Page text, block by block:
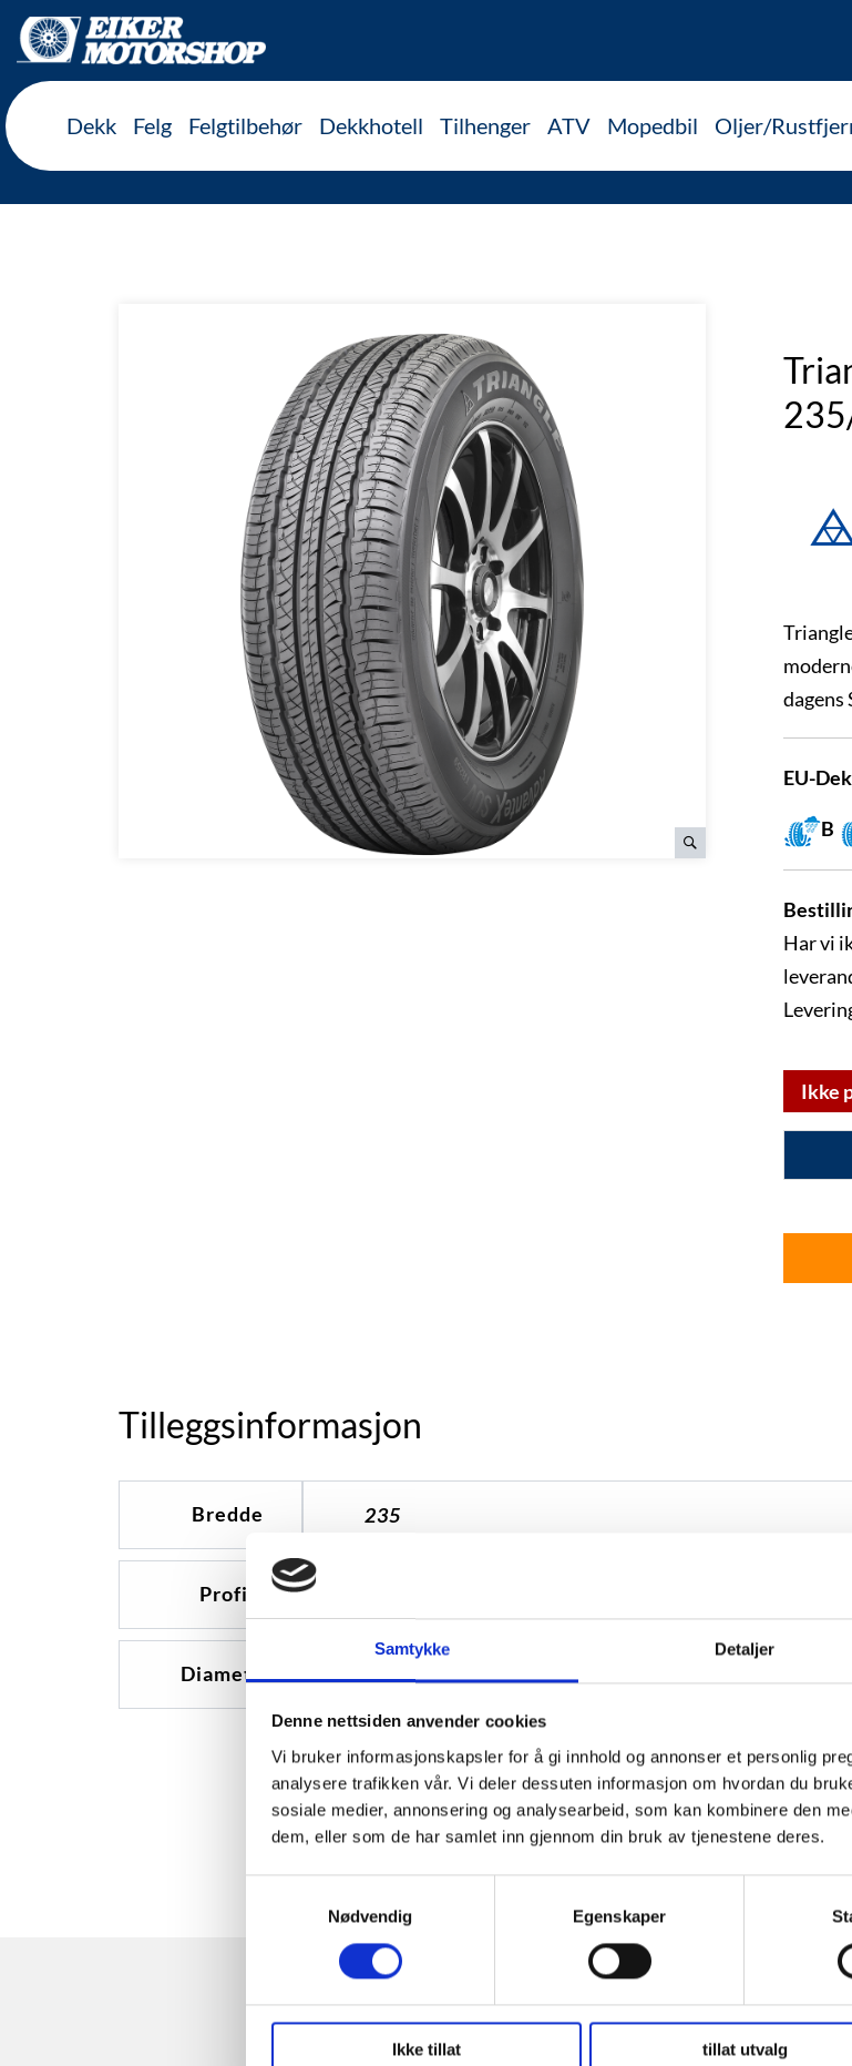
Samtykke Detaljer
Denne nettsiden anvender cookies
Vi bruker informasjonskapsler for å gi innhold og annonser et personlig
analysere trafikken vår. Vi deler dessuten informasjon om hvordan du
sosiale medier, annonsering og analysearbeid, som kan kombinere den
dem, eller som de har samlet inn gjennom din bruk av tjenestene deres.
Nødvendig
Egenskaper
Ikke tillat tillat utvalg
Dekk Felg Felgtilbehør Dekkhotell Tilhenger ATV Mopedbil Oljer/
dagens
EU-
B
Har vi
Ikke
Inkl. mva
Tilleggsinformasjon
Bredde 235
Profil
Diameter 17